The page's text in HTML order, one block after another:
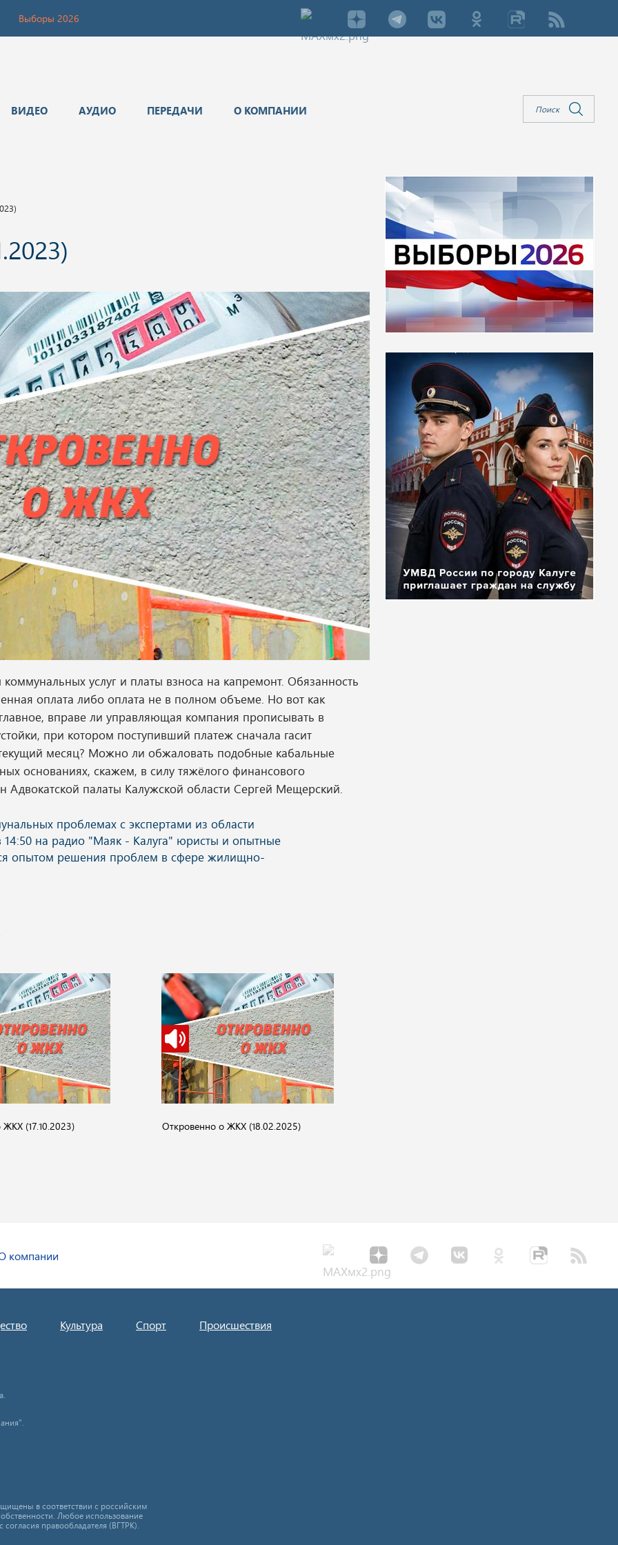
Выборы 2026
ВИДЕО АУДИО ПЕРЕДАЧИ О КОМПАНИИ
услуг и платы взноса на капремонт. Обязанность
оплата либо оплата не в полном объеме. Но вот как
вправе ли управляющая компания прописывать в
при котором поступивший платеж сначала гасит
месяц? Можно ли обжаловать подобные кабальные
основаниях, скажем, в силу тяжёлого финансового
палаты Калужской области Сергей Мещерский.
(17.10.2023) Откровенно о ЖКХ (18.02.2025)
компании
Культура Спорт Происшествия
в соответствии с российским
Любое использование
правообладателя (ВГТРК).